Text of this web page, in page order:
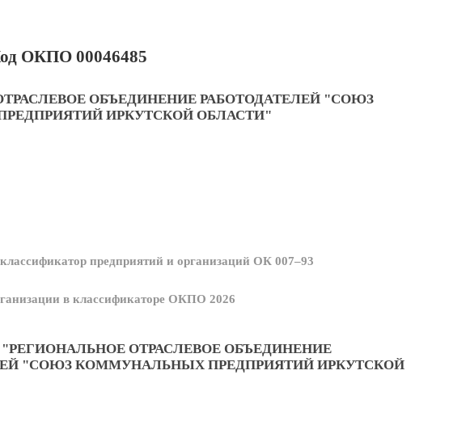
ОКПО 00046485
ОБЪЕДИНЕНИЕ РАБОТОДАТЕЛЕЙ "СОЮЗ
ИРКУТСКОЙ ОБЛАСТИ"
предприятий и организаций ОК 007–93
в классификаторе ОКПО 2026
ОТРАСЛЕВОЕ ОБЪЕДИНЕНИЕ
"СОЮЗ КОММУНАЛЬНЫХ ПРЕДПРИЯТИЙ ИРКУТСКОЙ